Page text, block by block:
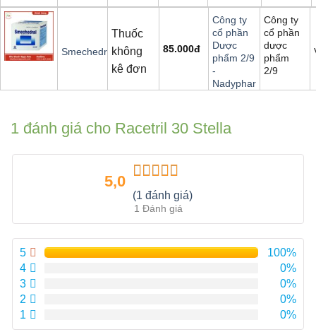
Smechedral
Thuốc
không
kê đơn
85.000đ
Công ty
cổ phần
Dược
phẩm 2/9
-
Nadyphar
Công ty
cổ phần
dược
phẩm
2/9
1 đánh giá cho Racetril 30 Stella
5,0
Được xếp
hạng 5.00
sao
(1 đánh giá)
1 Đánh giá
5
100%
4
0%
3
0%
2
0%
1
0%